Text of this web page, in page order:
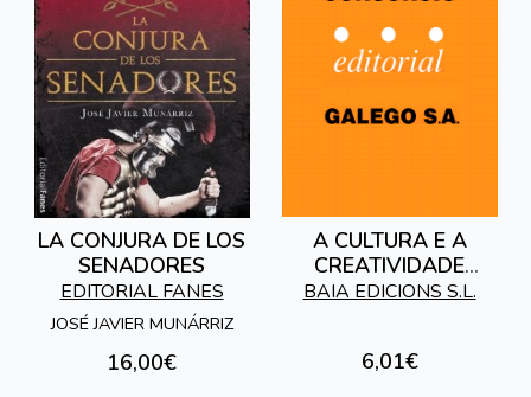
LA CONJURA DE LOS
SENADORES
EDITORIAL FANES
JOSÉ JAVIER MUNÁRRIZ
16,00€
A CULTURA E A
CREATIVIDADE
GALEGAS DE CARA
BAIA EDICIONS S.L.
6,01€